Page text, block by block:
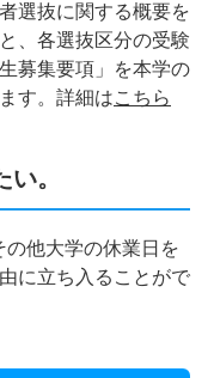
選抜に関する概要を
、各選抜区分の受験
募集要項」を本学の
す。詳細はこちら
。
他大学の休業日を
に立ち入ることがで